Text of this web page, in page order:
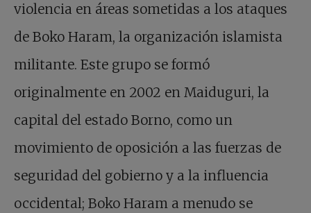
violencia en áreas sometidas a los ataques
de Boko Haram, la organización islamista
militante. Este grupo se formó
originalmente en 2002 en Maiduguri, la
capital del estado Borno, como un
movimiento de oposición a las fuerzas de
seguridad del gobierno y a la influencia
occidental; Boko Haram a menudo se